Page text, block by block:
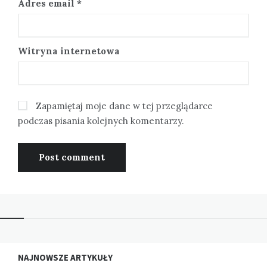
Adres email *
Witryna internetowa
Zapamiętaj moje dane w tej przeglądarce
podczas pisania kolejnych komentarzy.
NAJNOWSZE ARTYKUŁY